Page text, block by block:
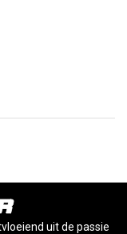
uit de passie